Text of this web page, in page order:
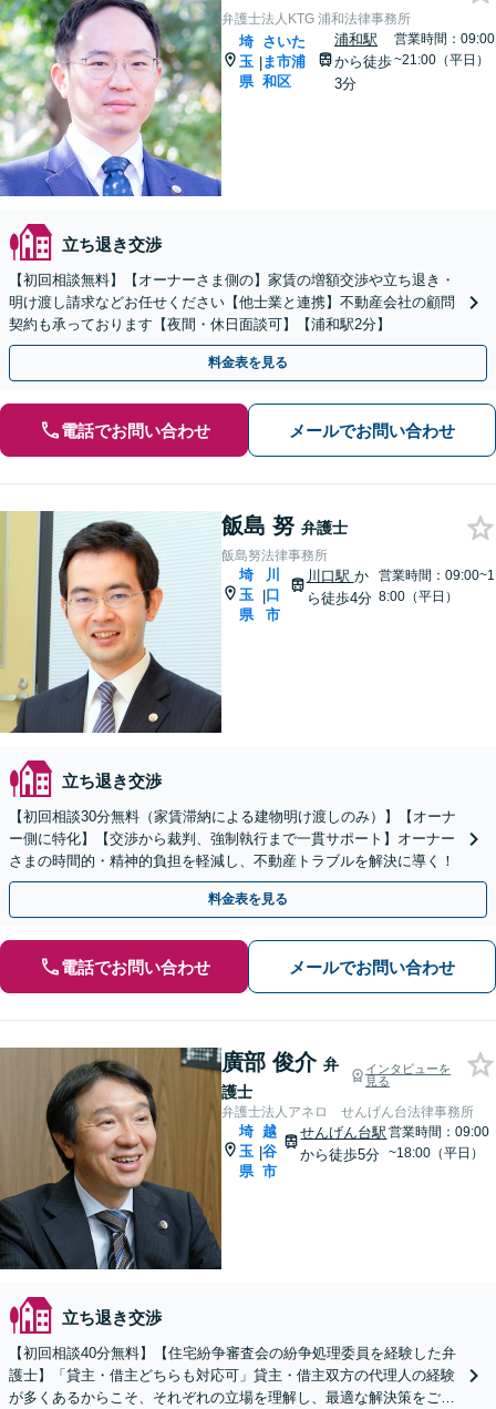
弁護士法人KTG 浦和法律事務所
埼
玉
県
|
さいた
ま市浦
和区
浦和駅
から徒歩
3分
営業時間：09:00
~21:00（平日）
立ち退き交渉
【初回相談無料】【オーナーさま側の】家賃の増額交渉や立ち退き・
明け渡し請求などお任せください【他士業と連携】不動産会社の顧問
契約も承っております【夜間・休日面談可】【浦和駅2分】
料金表を見る
電話でお問い合わせ メールでお問い合わせ
飯島 努 弁護士
飯島努法律事務所
埼
玉
県
|
川
口
市
川口駅 か
ら徒歩4分
営業時間：09:00~1
8:00（平日）
立ち退き交渉
【初回相談30分無料（家賃滞納による建物明け渡しのみ）】【オーナ
ー側に特化】【交渉から裁判、強制執行まで一貫サポート】オーナー
さまの時間的・精神的負担を軽減し、不動産トラブルを解決に導く！
料金表を見る
電話でお問い合わせ メールでお問い合わせ
廣部 俊介 弁
護士
インタビューを
見る
弁護士法人アネロ せんげん台法律事務所
埼
玉
県
|
越
谷
市
せんげん台駅
から徒歩5分
営業時間：09:00
~18:00（平日）
立ち退き交渉
【初回相談40分無料】【住宅紛争審査会の紛争処理委員を経験した弁
護士】「貸主・借主どちらも対応可」貸主・借主双方の代理人の経験
が多くあるからこそ、それぞれの立場を理解し、最適な解決策をご提